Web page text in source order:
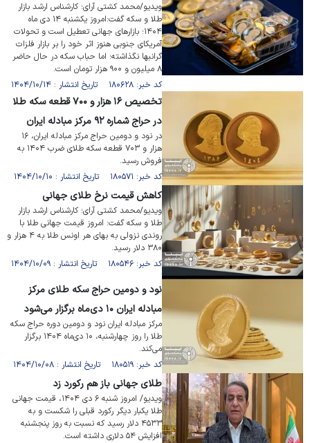
ویدیو/محمد کشتی آرای؛ کارشناس ارشد بازار
طلا و سکه گفت:امروز یکشنبه ۱۴ دی ماه
۱۴۰۴؛ بازار‌های جهانی تعطیل است و تحولات
آمریکای جنوبی هنوز اثر خود را بر بازار فلزات
گرانبها نگذاشته؛ اما حباب سکه در حال حاضر
۸ میلیون و ۹۰۰ هزار تومان است.
کد خبر: ۱۸۰۶۲۸ تاریخ انتشار : ۱۴۰۴/۱۰/۱۴
تخصیص ۱۶ هزار و ۷۰۰ قطعه سکه طلا
در حراج شماره ۹۲ مرکز مبادله ایران
در نود و دومین حراج مرکز مبادله ایران، ۱۶
هزار و ۷۰۳ قطعه سکه طلای ضرب ۱۴۰۴ به
فروش رسید.
کد خبر: ۱۸۰۵۷۱ تاریخ انتشار : ۱۴۰۴/۱۰/۱۰
کاهش قیمت نرخ طلای جهانی
ویدیو/محمد کشتی آرای؛ کارشناس ارشد بازار
طلا و سکه گفت: امروز قیمت جهانی طلا با
روندی نزولی به بهای هر اونس طلا به ۴ هزار و
۳۸۰ دلار رسید.
کد خبر: ۱۸۰۵۴۶ تاریخ انتشار : ۱۴۰۴/۱۰/۰۹
نود و دومین حراج سکه طلای مرکز
مبادله ایران ۱۰ دی‌ماه برگزار می‌شود
مرکز مبادله ایران نود و دومین دوره حراج سکه
طلا را روز چهارشنبه، ۱۰ دی‌ماه ۱۴۰۴ برگزار
می‌کند.
کد خبر: ۱۸۰۵۱۹ تاریخ انتشار : ۱۴۰۴/۱۰/۰۸
طلای جهانی باز هم رکورد زد
ویدیو/ امروز شنبه ۶ دی ۱۴۰۴، قیمت جهانی
طلا یکبار دیگر رکورد قبلی را شکست و به
۴۵۳۳ دلار رسید که نسبت به روز پنجشنبه
افزایش ۵۴ دلاری داشته است.